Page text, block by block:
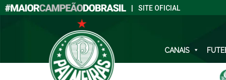
SITE OFICIAL
CANAIS